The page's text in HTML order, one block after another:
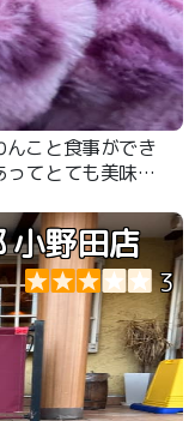
こと食事ができ
てとても美味し
小野田店
3